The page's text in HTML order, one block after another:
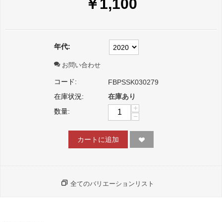
￥1,100
年代:
お問い合わせ
コード:
FBPSSK030279
在庫状況:
在庫あり
数量:
+
−
カートに追加
全てのバリエーションリスト